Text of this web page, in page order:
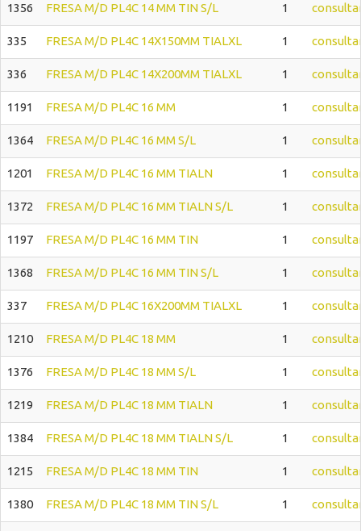
1356 FRESA M/D PL4C 14 MM TIN S/L 1
335 FRESA M/D PL4C 14X150MM TIALXL 1
336 FRESA M/D PL4C 14X200MM TIALXL 1
1191 FRESA M/D PL4C 16 MM 1
1364 FRESA M/D PL4C 16 MM S/L 1
1201 FRESA M/D PL4C 16 MM TIALN 1
1372 FRESA M/D PL4C 16 MM TIALN S/L 1
1197 FRESA M/D PL4C 16 MM TIN 1
1368 FRESA M/D PL4C 16 MM TIN S/L 1
337 FRESA M/D PL4C 16X200MM TIALXL 1
1210 FRESA M/D PL4C 18 MM 1
1376 FRESA M/D PL4C 18 MM S/L 1
1219 FRESA M/D PL4C 18 MM TIALN 1
1384 FRESA M/D PL4C 18 MM TIALN S/L 1
1215 FRESA M/D PL4C 18 MM TIN 1
1380 FRESA M/D PL4C 18 MM TIN S/L 1